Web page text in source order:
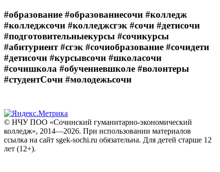
#образование #образованиесочи #колледж
#колледжсочи #колледжсгэк #сочи #детисочи
#подготовительныекурсы #сочикурсы
#абитуриент #сгэк #сочиобразование #сочидети
#детисочи #курсывсочи #школасочи
#сочишкола #обучениевшколе #волонтеры
#студентСочи #молодежьсочи
© НЧУ ПОО «Сочинский гуманитарно-экономический
колледж», 2014—2026. При использовании материалов
ссылка на сайт sgek-sochi.ru обязательна. Для детей старше 12
лет (12+).